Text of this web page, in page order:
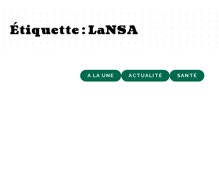
Étiquette :LaNSA
A LA UNE ACTUALITÉ SANTÉ